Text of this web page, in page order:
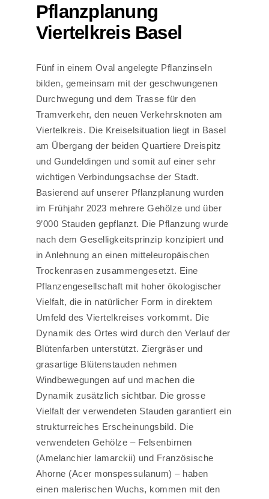
Pflanzplanung
Viertelkreis Basel
Fünf in einem Oval angelegte Pflanzinseln
bilden, gemeinsam mit der geschwungenen
Durchwegung und dem Trasse für den
Tramverkehr, den neuen Verkehrsknoten am
Viertelkreis. Die Kreiselsituation liegt in Basel
am Übergang der beiden Quartiere Dreispitz
und Gundeldingen und somit auf einer sehr
wichtigen Verbindungsachse der Stadt.
Basierend auf unserer Pflanzplanung wurden
im Frühjahr 2023 mehrere Gehölze und über
9’000 Stauden gepflanzt. Die Pflanzung wurde
nach dem Geselligkeitsprinzip konzipiert und
in Anlehnung an einen mitteleuropäischen
Trockenrasen zusammengesetzt. Eine
Pflanzengesellschaft mit hoher ökologischer
Vielfalt, die in natürlicher Form in direktem
Umfeld des Viertelkreises vorkommt. Die
Dynamik des Ortes wird durch den Verlauf der
Blütenfarben unterstützt. Ziergräser und
grasartige Blütenstauden nehmen
Windbewegungen auf und machen die
Dynamik zusätzlich sichtbar. Die grosse
Vielfalt der verwendeten Stauden garantiert ein
strukturreiches Erscheinungsbild. Die
verwendeten Gehölze – Felsenbirnen
(Amelanchier lamarckii) und Französische
Ahorne (Acer monspessulanum) – haben
einen malerischen Wuchs, kommen mit den